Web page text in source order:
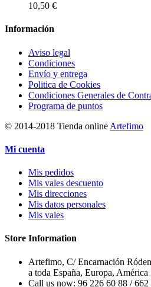
10,50 €
Información
Aviso legal
Condiciones
Envío y entrega
Politica de Cookies
Condiciones Generales de
Programa de puntos
© 2014-2018 Tienda online Artefimo
Mi cuenta
Mis pedidos
Mis vales descuento
Mis direcciones
Mis datos personales
Mis vales
Store Information
Artefimo, C/ Encarnación
a toda España, Europa, América
Call us now: 96 226 60 88 / 662